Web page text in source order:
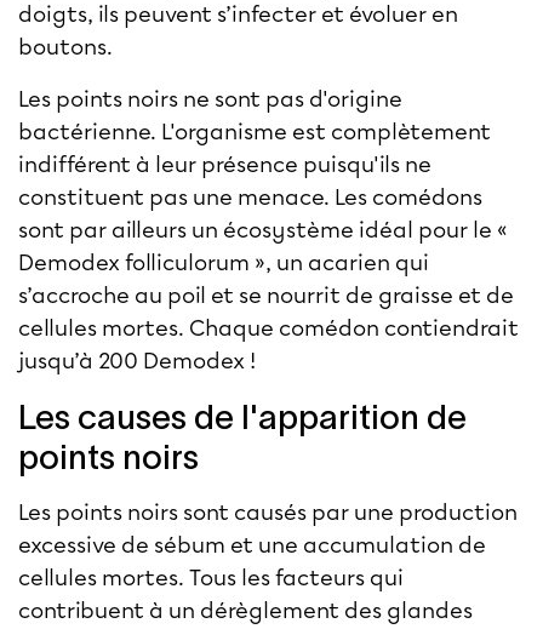
doigts, ils peuvent s’infecter et évoluer en
boutons.
Les points noirs ne sont pas d'origine
bactérienne. L'organisme est complètement
indifférent à leur présence puisqu'ils ne
constituent pas une menace. Les comédons
sont par ailleurs un écosystème idéal pour le «
Demodex folliculorum », un acarien qui
s’accroche au poil et se nourrit de graisse et de
cellules mortes. Chaque comédon contiendrait
jusqu’à 200 Demodex !
Les causes de l'apparition de
points noirs
Les points noirs sont causés par une production
excessive de sébum et une accumulation de
cellules mortes. Tous les facteurs qui
contribuent à un dérèglement des glandes